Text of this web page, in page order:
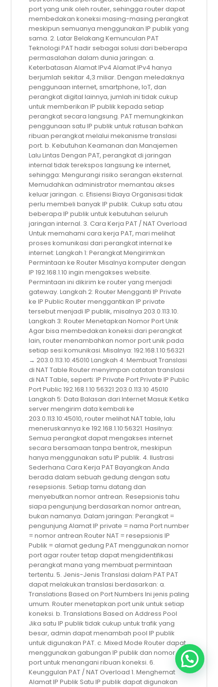
port yang unik oleh router, sehingga router dapat
membedakan koneksi masing-masing perangkat
meskipun semuanya menggunakan IP publik yang
sama. 2. Latar Belakang Kemunculan PAT
Teknologi PAT hadir sebagai solusi dari beberapa
permasalahan dalam dunia jaringan: a.
Keterbatasan Alamat IPv4 Alamat IPv4 hanya
berjumlah sekitar 4,3 miliar. Dengan meledaknya
penggunaan internet, smartphone, IoT, dan
perangkat digital lainnya, jumlah ini tidak cukup
untuk memberikan IP publik kepada setiap
perangkat secara langsung. PAT memungkinkan
penggunaan satu IP publik untuk ratusan bahkan
ribuan perangkat melalui mekanisme translasi
port. b. Kebutuhan Keamanan dan Manajemen
Lalu Lintas Dengan PAT, perangkat di jaringan
internal tidak terekspos langsung ke internet,
sehingga: Mengurangi risiko serangan eksternal.
Memudahkan administrator memantau akses
keluar jaringan. c. Efisiensi Biaya Organisasi tidak
perlu membeli banyak IP publik. Cukup satu atau
beberapa IP publik untuk kebutuhan seluruh
jaringan internal. 3. Cara Kerja PAT / NAT Overload
Untuk memahami cara kerja PAT, mari melihat
proses komunikasi dari perangkat internal ke
internet: Langkah 1: Perangkat Mengirimkan
Permintaan ke Router Misalnya komputer dengan
IP 192.168.1.10 ingin mengakses website.
Permintaan ini dikirim ke router yang menjadi
gateway. Langkah 2: Router Mengganti IP Private
ke IP Public Router menggantikan IP private
tersebut menjadi IP publik, misalnya 203.0.113.10.
Langkah 3: Router Menetapkan Nomor Port Unik
Agar bisa membedakan koneksi dari perangkat
lain, router menambahkan nomor port unik pada
setiap sesi komunikasi. Misalnya: 192.168.1.10:56321
→ 203.0.113.10:45010 Langkah 4: Membuat Translasi
di NAT Table Router menyimpan catatan translasi
di NAT Table, seperti: IP Private Port Private IP Public
Port Public 192.168.1.10 56321 203.0.113.10 45010
Langkah 5: Data Balasan dari Internet Masuk Ketika
server mengirim data kembali ke
203.0.113.10:45010, router melihat NAT table, lalu
meneruskannya ke 192.168.1.10:56321. Hasilnya:
Semua perangkat dapat mengakses internet
secara bersamaan tanpa bentrok, meskipun
hanya menggunakan satu IP publik. 4. Ilustrasi
Sederhana Cara Kerja PAT Bayangkan Anda
berada dalam sebuah gedung dengan satu
resepsionis. Setiap tamu datang dan
menyebutkan nomor antrean. Resepsionis tahu
siapa pengunjung berdasarkan nomor antrean,
bukan namanya. Dalam jaringan: Perangkat =
pengunjung Alamat IP private = nama Port number
= nomor antrean Router NAT = resepsionis IP
Publik = alamat gedung PAT menggunakan nomor
port agar router tetap dapat mengidentifikasi
perangkat mana yang membuat permintaan
tertentu. 5. Jenis-Jenis Translasi dalam PAT PAT
dapat melakukan translasi berdasarkan: a.
Translations Based on Port Numbers Ini jenis paling
umum. Router menetapkan port unik untuk setiap
koneksi. b. Translations Based on Address Pool
Jika satu IP publik tidak cukup untuk trafik yang
besar, admin dapat menambah pool IP publik
untuk digunakan PAT. c. Mixed Mode Router dapat
menggunakan gabungan IP publik dan nomor
port untuk menangani ribuan koneksi. 6.
Keunggulan PAT / NAT Overload 1. Menghemat
Alamat IP Publik Satu IP publik dapat digunakan